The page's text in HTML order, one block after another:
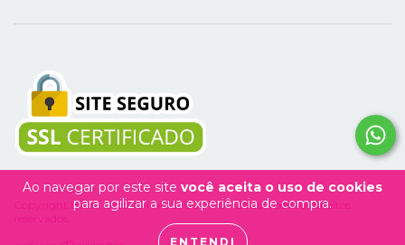
Ao navegar por este site você aceita o uso de cookies
para agilizar a sua experiência de compra.
ENTENDI
Copyright Boost Labs - 54114929000170 - 2026. Todos os direitos
reservados.